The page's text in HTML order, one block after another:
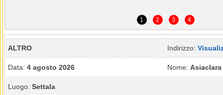
1 2 3 4
ALTRO Indirizzo:
Data: 4 agosto 2026 Nome: Asiaclara
Luogo: Settala